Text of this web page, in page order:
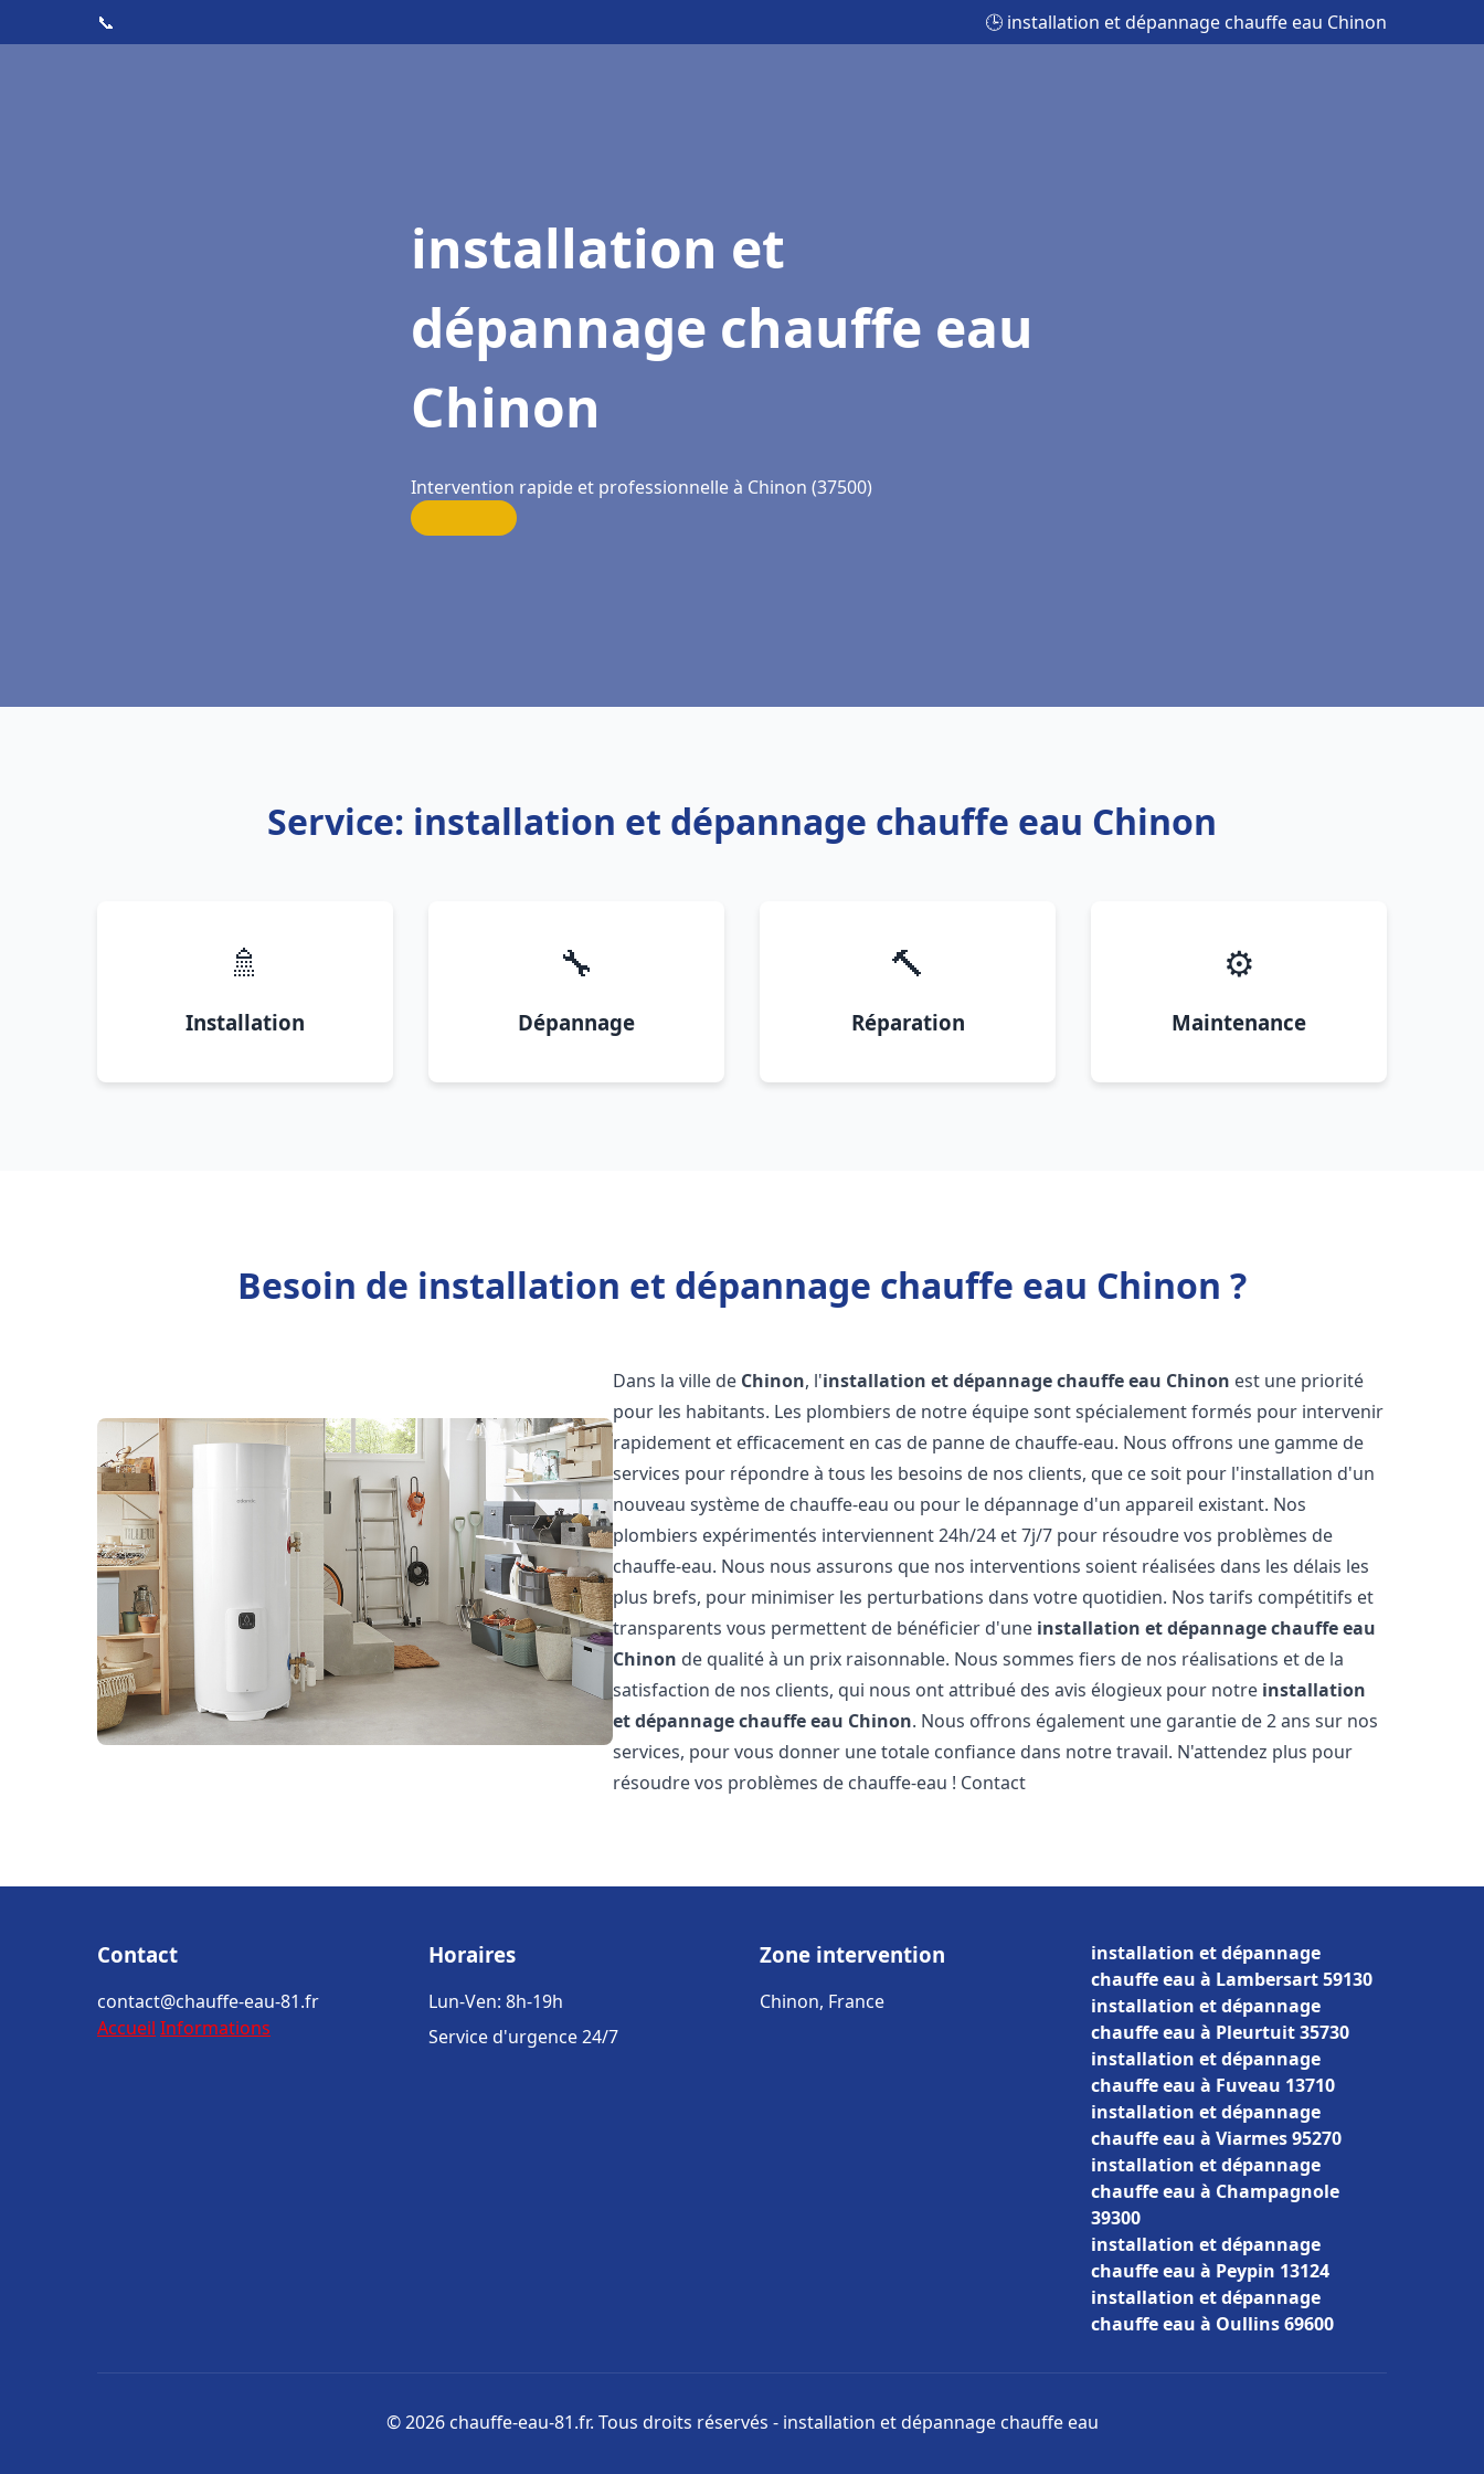
📞 🕒 installation et dépannage chauffe eau Chinon
installation et
dépannage chauffe eau
Chinon
Intervention rapide et professionnelle à Chinon (37500)
Service: installation et dépannage chauffe eau Chinon
🚿
Installation
🔧
Dépannage
🔨
Réparation
⚙️
Maintenance
Besoin de installation et dépannage chauffe eau Chinon ?
Dans la ville de Chinon, l'installation et dépannage chauffe eau Chinon est une priorité
pour les habitants. Les plombiers de notre équipe sont spécialement formés pour intervenir
rapidement et efficacement en cas de panne de chauffe-eau. Nous offrons une gamme de
services pour répondre à tous les besoins de nos clients, que ce soit pour l'installation d'un
nouveau système de chauffe-eau ou pour le dépannage d'un appareil existant. Nos
plombiers expérimentés interviennent 24h/24 et 7j/7 pour résoudre vos problèmes de
chauffe-eau. Nous nous assurons que nos interventions soient réalisées dans les délais les
plus brefs, pour minimiser les perturbations dans votre quotidien. Nos tarifs compétitifs et
transparents vous permettent de bénéficier d'une installation et dépannage chauffe eau
Chinon de qualité à un prix raisonnable. Nous sommes fiers de nos réalisations et de la
satisfaction de nos clients, qui nous ont attribué des avis élogieux pour notre installation
et dépannage chauffe eau Chinon. Nous offrons également une garantie de 2 ans sur nos
services, pour vous donner une totale confiance dans notre travail. N'attendez plus pour
résoudre vos problèmes de chauffe-eau ! Contact
Contact
contact@chauffe-eau-81.fr
Accueil Informations
Horaires
Lun-Ven: 8h-19h
Service d'urgence 24/7
Zone intervention
Chinon, France
installation et dépannage
chauffe eau à Lambersart 59130
installation et dépannage
chauffe eau à Pleurtuit 35730
installation et dépannage
chauffe eau à Fuveau 13710
installation et dépannage
chauffe eau à Viarmes 95270
installation et dépannage
chauffe eau à Champagnole
39300
installation et dépannage
chauffe eau à Peypin 13124
installation et dépannage
chauffe eau à Oullins 69600
© 2026 chauffe-eau-81.fr. Tous droits réservés - installation et dépannage chauffe eau